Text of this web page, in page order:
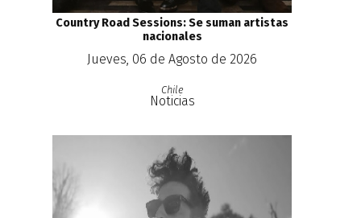
Country Road Sessions: Se suman artistas
nacionales
Jueves, 06 de Agosto de 2026
Chile
Noticias